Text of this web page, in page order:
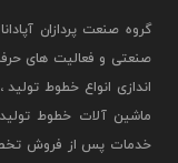
صنعتی و فعالیت های
اندازی انواع خطوط
ماشین آلات خطوط
خدمات پس از فروش